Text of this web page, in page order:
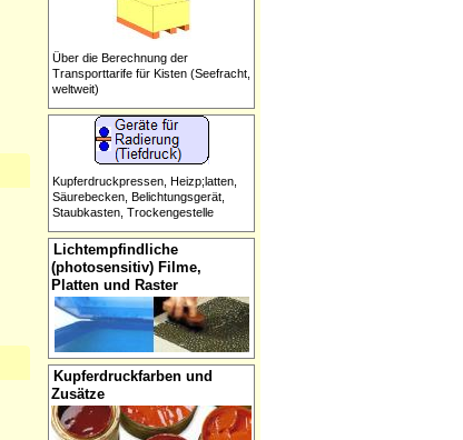
Über die Berechnung der
Transporttarife für Kisten (Seefracht,
weltweit)
Kupferdruckpressen, Heizp;latten,
Säurebecken, Belichtungsgerät,
Staubkasten, Trockengestelle
Lichtempfindliche
(photosensitiv) Filme,
Platten und Raster
Kupferdruckfarben und
Zusätze